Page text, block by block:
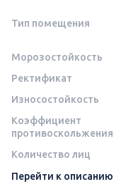
Тип помещения
Морозостойкость
Ректификат
Износостойкость
Коэффициент
противоскольжения
Количество лиц
Перейти к описанию